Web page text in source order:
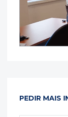
PEDIR MAIS